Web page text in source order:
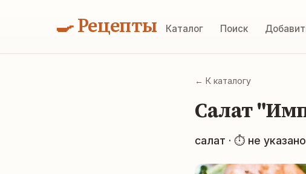
🍳 Рецепты Каталог Поиск
← К каталогу
Салат
салат · ⏱ не указано